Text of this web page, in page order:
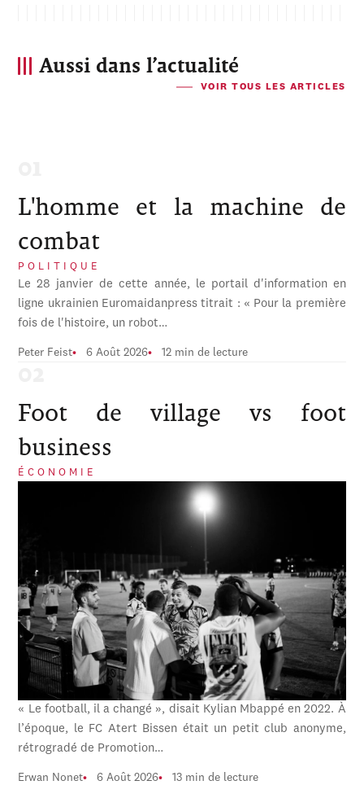
Aussi dans l’actualité
VOIR TOUS LES ARTICLES
L'homme et la machine de
combat
POLITIQUE
Le 28 janvier de cette année, le portail d'information en
ligne ukrainien Euromaidanpress titrait : « Pour la première
fois de l'histoire, un robot…
Peter Feist 6 Août 2026 12 min de lecture
Foot de village vs foot
business
ÉCONOMIE
« Le football, il a changé », disait Kylian Mbappé en 2022. À
l’époque, le FC Atert Bissen était un petit club anonyme,
rétrogradé de Promotion…
Erwan Nonet 6 Août 2026 13 min de lecture